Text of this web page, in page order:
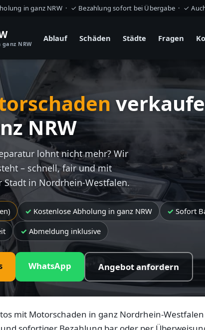
in ganz NRW · ✓ Bezahlung sofort bei Übergabe · ✓
NRW
Ablauf Schäden Städte Fragen
NRW
lohnt nicht mehr? Wir
– schnell, fair und mit
in Nordrhein-Westfalen.
Kostenlose Abholung in ganz NRW
Sofort
Abmeldung inklusive
WhatsApp Angebot anfordern
mit Motorschaden in ganz Nordrhein-